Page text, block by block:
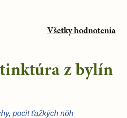
Všetky hodnotenia
tinktúra z bylín
pocit ťažkých nôh